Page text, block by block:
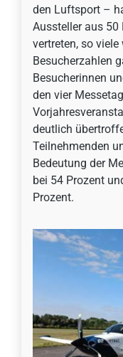
den Luftsport –
Aussteller aus 50
vertreten, so
Besucherzahlen
Besucherinnen
den vier
deutlich
Teilnehmenden
Bedeutung der
bei 54 Prozent
Prozent.